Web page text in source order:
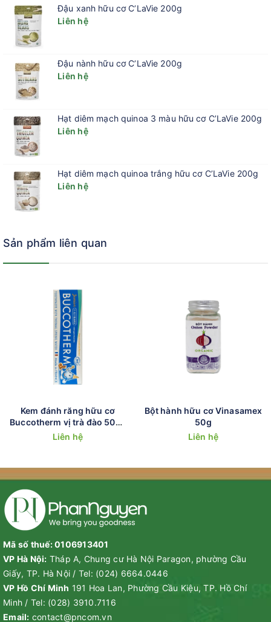
Đậu xanh hữu cơ C’LaVie 200g
Liên hệ
Đậu nành hữu cơ C’LaVie 200g
Liên hệ
Hạt diêm mạch quinoa 3 màu hữu cơ C’LaVie 200g
Liên hệ
Hạt diêm mạch quinoa trắng hữu cơ C’LaVie 200g
Liên hệ
Sản phẩm liên quan
Kem đánh răng hữu cơ
Buccotherm vị trà đào 50ml
(Từ 7-12 tuổi)
Liên hệ
Bột hành hữu cơ Vinasamex
50g
Liên hệ
Mã số thuế: 0106913401
VP Hà Nội: Tháp A, Chung cư Hà Nội Paragon, phường Cầu
Giấy, TP. Hà Nội / Tel: (024) 6664.0446
VP Hồ Chí Minh 191 Hoa Lan, Phường Cầu Kiệu, TP. Hồ Chí
Minh / Tel: (028) 3910.7116
Email: contact@pncom.vn